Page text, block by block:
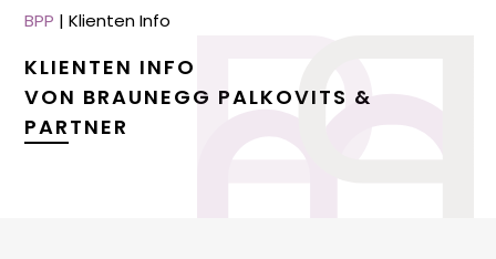
BPP |Klienten Info
KLIENTEN INFO
VON BRAUNEGG PALKOVITS &
PARTNER